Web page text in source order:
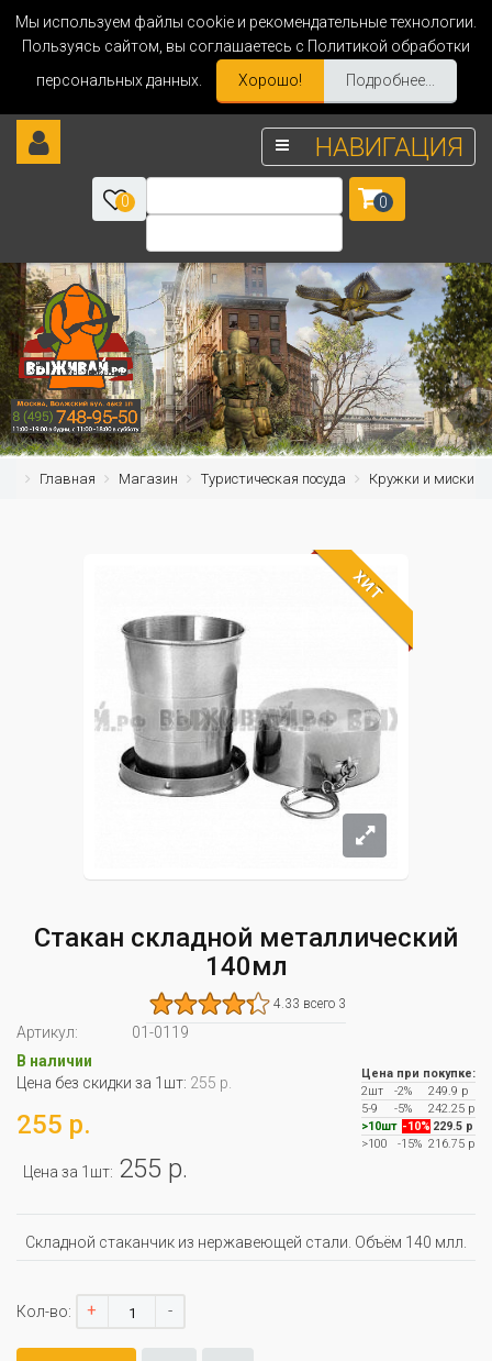
Мы используем файлы cookie и рекомендательные технологии.
Пользуясь сайтом, вы соглашаетесь с Политикой обработки
персональных данных.
Хорошо! Подробнее...
НАВИГАЦИЯ
0 0
Главная Магазин Туристическая посуда Кружки и миски
ХИТ
Стакан складной металлический
140мл
4.33 всего 3
Артикул:
01-0119
В наличии
Цена без скидки за 1шт: 255 р.
255 р.
Цена за 1шт: 255 р.
Цена при покупке:
2шт
-2%
249.9 р
5-9
-5%
242.25 р
>10шт -10% 229.5 р
>100
-15% 216.75 р
Складной стаканчик из нержавеющей стали. Объём 140 млл.
Кол-во: + -